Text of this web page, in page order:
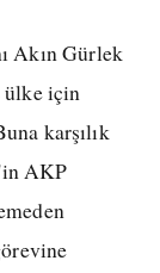
Akın Gürlek
ülke için
karşılık
AKP